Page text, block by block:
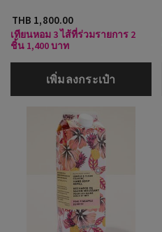
THB 1,800.00
เทียนหอม 3 ไส้ที่ร่วมรายการ 2
ชิ้น 1,400 บาท
เพิ่มลงกระเป๋า